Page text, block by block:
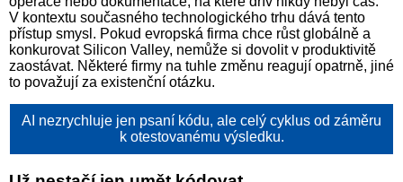
V kontextu současného technologického trhu dává tento
přístup smysl. Pokud evropská firma chce růst globálně a
konkurovat Silicon Valley, nemůže si dovolit v produktivitě
zaostávat. Některé firmy na tuhle změnu reagují opatrně, jiné
to považují za existenční otázku.
AI nezrychluje jen psaní kódu, ale celý cyklus od záměru
k otestovanému výsledku.